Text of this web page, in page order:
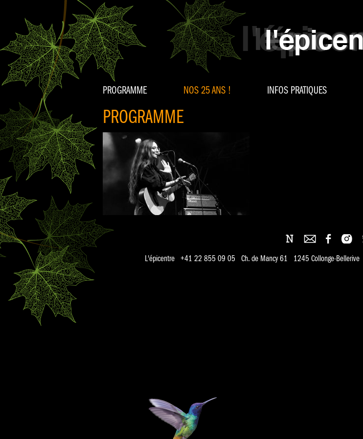
PROGRAMME NOS 25 ANS ! INFOS PRATIQUES
PROGRAMME
L'épicentre +41 22 855 09 05 Ch. de Mancy 61 1245 Collonge-Bellerive